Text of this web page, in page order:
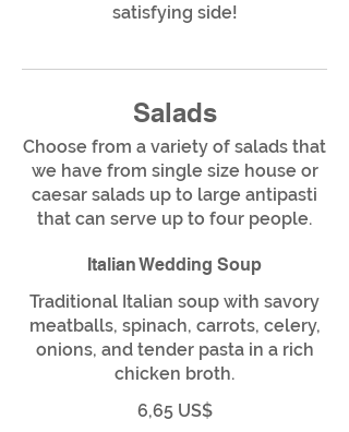
satisfying side!
Salads
Choose from a variety of salads that
we have from single size house or
caesar salads up to large antipasti
that can serve up to four people.
Italian Wedding Soup
Traditional Italian soup with savory
meatballs, spinach, carrots, celery,
onions, and tender pasta in a rich
chicken broth.
6,65 US$